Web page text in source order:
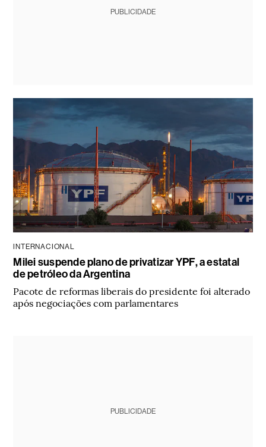
PUBLICIDADE
INTERNACIONAL
Milei suspende plano de privatizar YPF, a estatal
de petróleo da Argentina
Pacote de reformas liberais do presidente foi alterado
após negociações com parlamentares
PUBLICIDADE